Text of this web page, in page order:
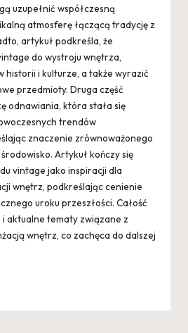
uzupełnić współczesną
atmosferę łączącą tradycję z
artykuł podkreśla, że
do wystroju wnętrza,
historii i kulturze, a także wyrazić
przedmioty. Druga część
odnawiania, która stała się
trendów
znaczenie zrównoważonego
Artykuł kończy się
vintage jako inspiracji dla
wnętrz, podkreślając cenienie
uroku przeszłości. Całość
aktualne tematy związane z
wnętrz, co zachęca do dalszej